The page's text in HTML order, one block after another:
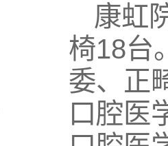
康虹
椅18台
委、正
口腔医